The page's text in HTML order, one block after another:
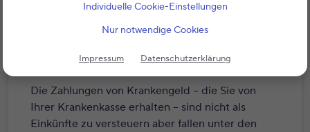
Individuelle Cookie-Einstellungen
Nur notwendige Cookies
Impressum Datenschutzerklärung
Die Zahlungen von Krankengeld – die Sie von
Ihrer Krankenkasse erhalten – sind nicht als
Einkünfte zu versteuern aber fallen unter den